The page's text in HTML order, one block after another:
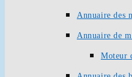
Annuaire des
Annuaire de
Moteur